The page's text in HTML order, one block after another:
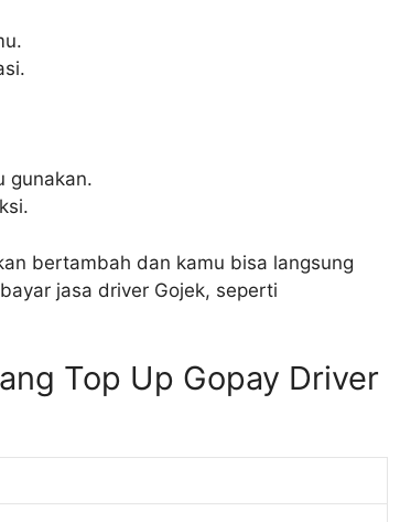
gunakan.
bertambah dan kamu bisa langsung
jasa driver Gojek, seperti
Top Up Gopay Driver